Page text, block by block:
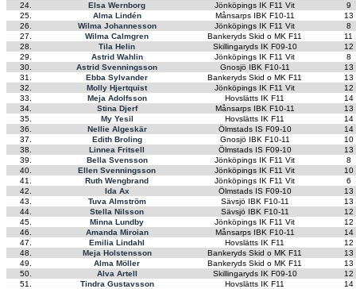
24.
Elsa Wernborg Jönköpings IK F11 Vit
9
25.
Alma Lindén Månsarps IBK F10-11
13
26.
Wilma Johannesson Jönköpings IK F11 Vit
8
27.
Wilma Calmgren Bankeryds Skid o MK F11
11
28.
Tila Helin Skillingaryds IK F09-10
12
29.
Astrid Wahlin Jönköpings IK F11 Vit
8
30.
Astrid Svenningsson Gnosjö IBK F10-11
13
31.
Ebba Sylvander Bankeryds Skid o MK F11
13
32.
Molly Hjertquist Jönköpings IK F11 Vit
12
33.
Meja Adolfsson Hovslätts IK F11
14
34.
Stina Djerf Månsarps IBK F10-11
13
35.
My Yesil Hovslätts IK F11
14
36.
Nellie Algeskär Ölmstads IS F09-10
14
37.
Edith Broling Gnosjö IBK F10-11
10
38.
Linnea Fritsell Ölmstads IS F09-10
13
39.
Bella Svensson Jönköpings IK F11 Vit
8
40.
Ellen Svenningsson Jönköpings IK F11 Vit
10
41.
Ruth Wengbrand Jönköpings IK F11 Vit
6
42.
Ida Ax Ölmstads IS F09-10
13
43.
Tuva Almström Sävsjö IBK F10-11
13
44.
Stella Nilsson Sävsjö IBK F10-11
12
45.
Minna Lundby Jönköpings IK F11 Vit
12
46.
Amanda Miroian Månsarps IBK F10-11
14
47.
Emilia Lindahl Hovslätts IK F11
12
48.
Meja Holstensson Bankeryds Skid o MK F11
13
49.
Alma Möller Bankeryds Skid o MK F11
13
50.
Alva Artell Skillingaryds IK F09-10
12
51.
Tindra Gustavsson Hovslätts IK F11
14